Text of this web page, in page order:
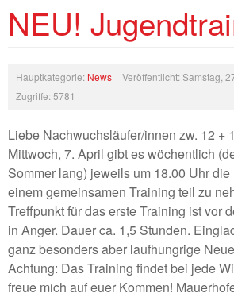
NEU!
Hauptkategorie: News
Veröffentlicht: Samstag,
Zugriffe: 5781
Liebe Nachwuchsläufer/innen zw. 12 +
Mittwoch, 7. April gibt es wöchentlich
Sommer lang) jeweils um 18.00 Uhr
einem gemeinsamen Training teil zu
Treffpunkt für das erste Training ist vor
in Anger. Dauer ca. 1,5 Stunden.
ganz besonders aber laufhungrige
Achtung: Das Training findet bei jede
freue mich auf euer Kommen!
Kontakt
Bezirkslaufcup
Firekids
Links
Termine